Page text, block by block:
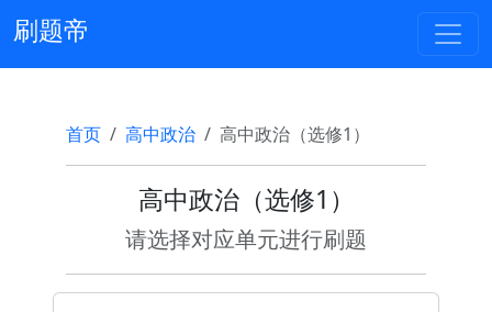
刷题帝
首页 高中政治 高中政治（选修1）
高中政治（选修1）
请选择对应单元进行刷题